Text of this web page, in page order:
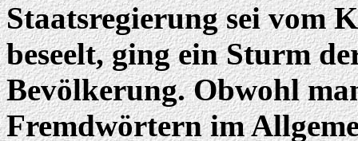
Staatsregierung sei vom
beseelt, ging ein Sturm
Bevölkerung. Obwohl
Fremdwörtern im